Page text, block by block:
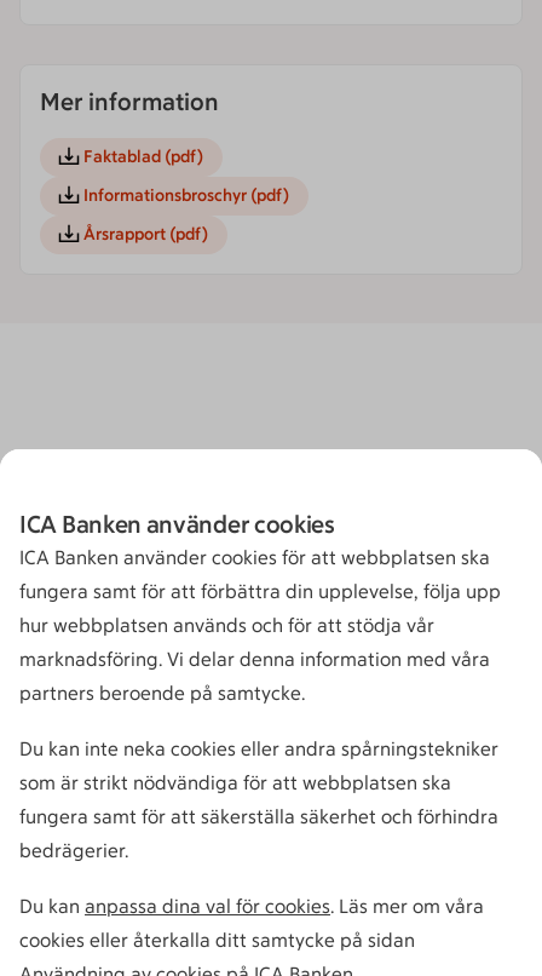
Mer information
Faktablad (pdf)
Informationsbroschyr (pdf)
Årsrapport (pdf)
ICA Banken använder cookies
ICA Banken använder cookies för att webbplatsen ska
fungera samt för att förbättra din upplevelse, följa upp
hur webbplatsen används och för att stödja vår
marknadsföring. Vi delar denna information med våra
partners beroende på samtycke.
Du kan inte neka cookies eller andra spårningstekniker
som är strikt nödvändiga för att webbplatsen ska
fungera samt för att säkerställa säkerhet och förhindra
bedrägerier.
Du kan anpassa dina val för cookies. Läs mer om våra
cookies eller återkalla ditt samtycke på sidan